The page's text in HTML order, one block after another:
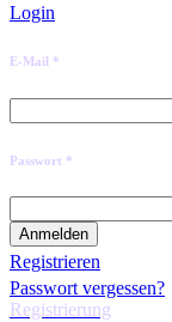
Login
E-Mail *
Passwort *
Registrieren
Passwort vergessen?
Registrierung